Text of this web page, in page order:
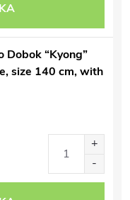
Dobok “Kyong”
size 140 cm, with